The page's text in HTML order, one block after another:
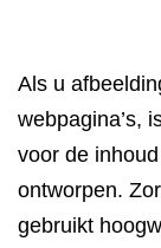
Als u
webpagina’s,
voor de
ontworpen.
gebruikt